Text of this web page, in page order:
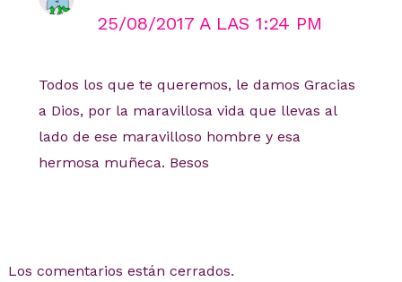
25/08/2017 A LAS 1:24 PM
Todos los que te queremos, le damos Gracias
a Dios, por la maravillosa vida que llevas al
lado de ese maravilloso hombre y esa
hermosa muñeca. Besos
Los comentarios están cerrados.